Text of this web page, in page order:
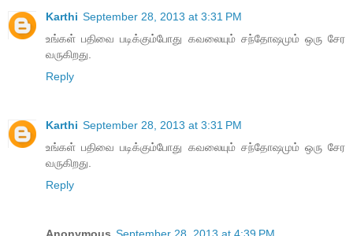
Karthi September 28, 2013 at 3:31 PM
உங்கள் பதிவை படிக்கும்போது கவலையும் சந்தோஷமும் ஒரு சேர
வருகிறது.
Reply
Karthi September 28, 2013 at 3:31 PM
உங்கள் பதிவை படிக்கும்போது கவலையும் சந்தோஷமும் ஒரு சேர
வருகிறது.
Reply